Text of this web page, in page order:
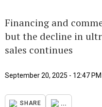
Financing and
but the decline in
sales continues
September 20, 2025 - 12:47 PM
SHARE ...